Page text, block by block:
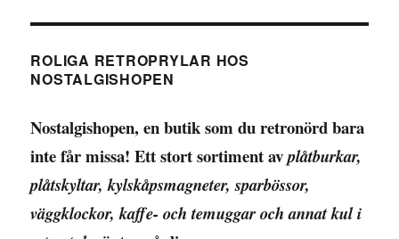
ROLIGA RETROPRYLAR HOS
NOSTALGISHOPEN
Nostalgishopen, en butik som du retronörd bara
inte får missa! Ett stort sortiment avplåtburkar,
plåtskyltar, kylskåpsmagneter, sparbössor,
väggklockor, kaffe- och temuggar och annat kul i